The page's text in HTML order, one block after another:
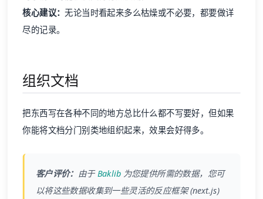
核心建议：无论当时看起来多么枯燥或不必要，都要做详
尽的记录。
组织文档
把东西写在各种不同的地方总比什么都不写要好，但如果
你能将文档分门别类地组织起来，效果会好得多。
客户评价： 由于 Baklib为您提供所需的数据，您可
以将这些数据收集到一些灵活的反应框架 (next.js)